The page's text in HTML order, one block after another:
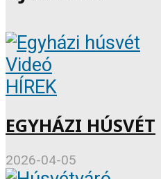
Videó
HÍREK
EGYHÁZI HÚSVÉT
2026-04-05